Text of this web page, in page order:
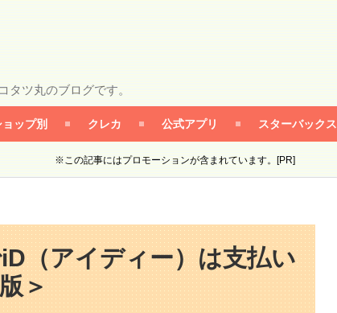
タツ丸のブログです。
ョップ別 クレカ 公式アプリ スターバックス
※この記事にはプロモーションが含まれています。[PR]
（アイディー）は支払い
＞